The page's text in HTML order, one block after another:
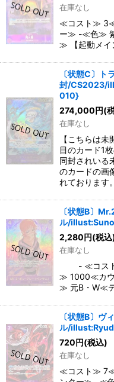
在庫なし
≪コスト≫
ー≫ -≪色≫
≫ 【起動メイ
〔状態C〕ト
封/CS2023/
010}
274,000円(
在庫なし
【こちらは
目のカード1
同封されいる
のカードの画
れております
〔状態B〕
ル/
2,280円(税込
在庫なし
- ≪コスト
≫ 1000≪カ
≫ 元B・W≪
〔状態B〕ヴ
ル/
720円(税込)
在庫なし
≪コスト≫